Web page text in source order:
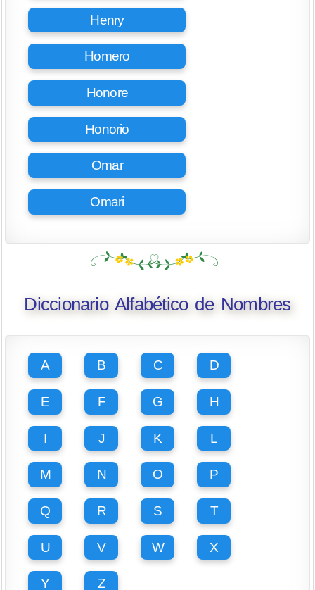
Henry
Homero
Honore
Honorio
Omar
Omari
Diccionario Alfabético de Nombres
A B C D
E F G H
I J K L
M N O P
Q R S T
U V W X
Y Z